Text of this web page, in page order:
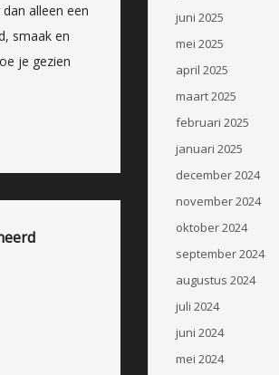
alleen een
smaak en
je gezien
juni 2025
mei 2025
april 2025
maart 2025
februari 2025
januari 2025
december 2024
november 2024
oktober 2024
september 2024
augustus 2024
juli 2024
juni 2024
mei 2024